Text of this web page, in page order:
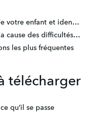
Vidéo 1 : Comprendre le sommeil de votre enfant et identifier ses besoins propres
Vidéo 2 : Comprendre et identifier la cause des difficultés de sommeil chez votre enfant
les plus fréquentes
télécharger
qu’il se passe